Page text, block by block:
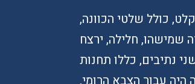
כולל שלטי הכוונה,
חלילה, ירצח
שרוחבן נע בין 4-6 מטר, עם שני נתיבים, כללו תחנות